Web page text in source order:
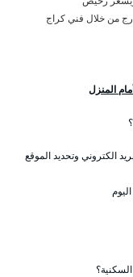
من خلال فني كراج
المنزل
الكتروني وتحديد الموقع